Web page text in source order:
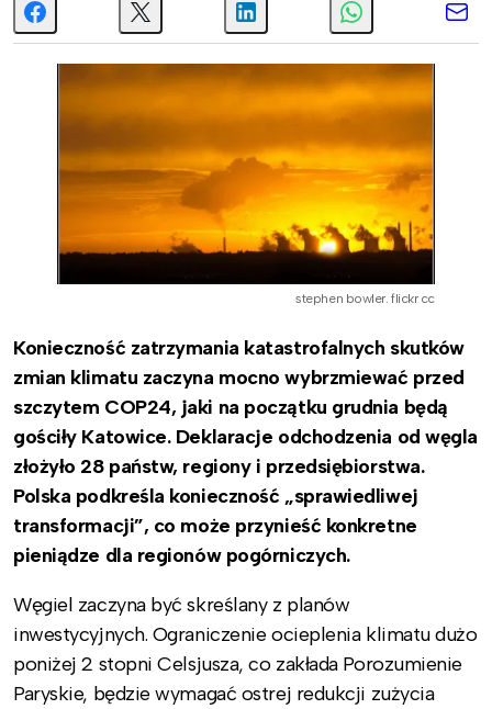
stephen bowler. flickr cc
Konieczność zatrzymania katastrofalnych skutków
zmian klimatu zaczyna mocno wybrzmiewać przed
szczytem COP24, jaki na początku grudnia będą
gościły Katowice. Deklaracje odchodzenia od węgla
złożyło 28 państw, regiony i przedsiębiorstwa.
Polska podkreśla konieczność „sprawiedliwej
transformacji”, co może przynieść konkretne
pieniądze dla regionów pogórniczych.
Węgiel zaczyna być skreślany z planów
inwestycyjnych. Ograniczenie ocieplenia klimatu dużo
poniżej 2 stopni Celsjusza, co zakłada Porozumienie
Paryskie, będzie wymagać ostrej redukcji zużycia